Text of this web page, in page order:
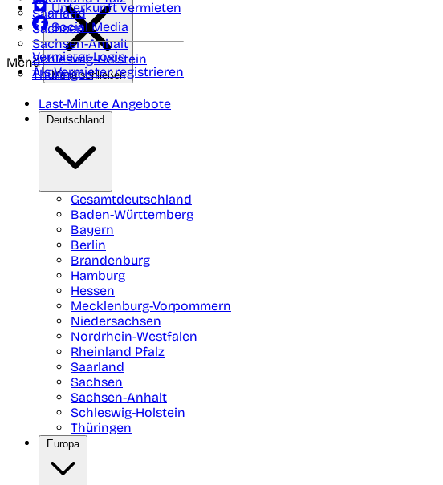
Saarland
Sachsen
Sachsen-Anhalt
Schleswig-Holstein
Thüringen
Unterkunft vermieten
Social Media
Vermieter-Login
Als Vermieter registrieren
Menü
Menü schließen
Last-Minute Angebote
Deutschland
Gesamtdeutschland
Baden-Württemberg
Bayern
Berlin
Brandenburg
Hamburg
Hessen
Mecklenburg-Vorpommern
Niedersachsen
Nordrhein-Westfalen
Rheinland Pfalz
Saarland
Sachsen
Sachsen-Anhalt
Schleswig-Holstein
Thüringen
Europa